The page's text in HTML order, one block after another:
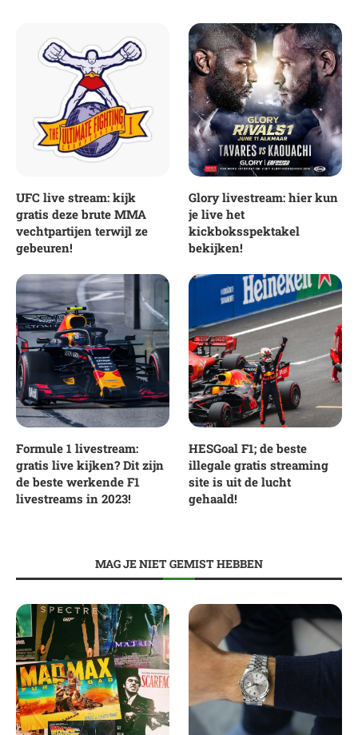
UFC live stream: kijk
gratis deze brute MMA
vechtpartijen terwijl ze
gebeuren!
Glory livestream: hier kun
je live het
kickboksspektakel
bekijken!
Formule 1 livestream:
gratis live kijken? Dit zijn
de beste werkende F1
livestreams in 2023!
HESGoal F1; de beste
illegale gratis streaming
site is uit de lucht
gehaald!
MAG JE NIET GEMIST HEBBEN